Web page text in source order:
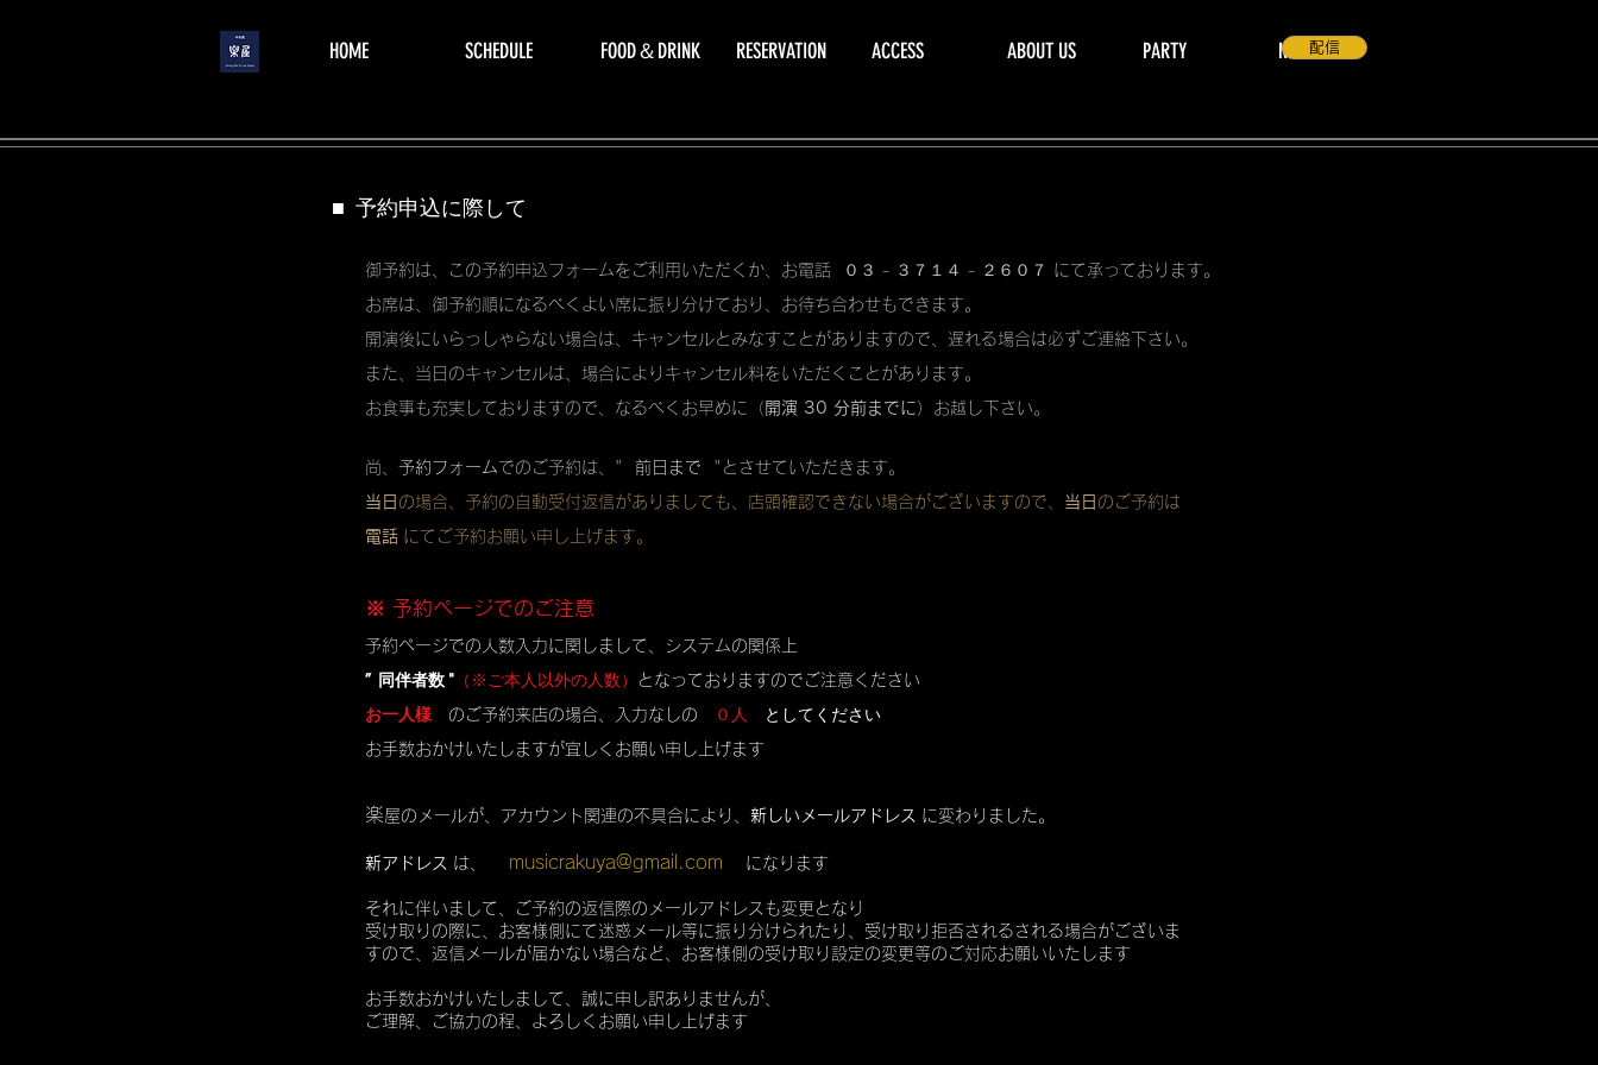
menu HOME SCHEDULE FOOD＆DRINK RESERVATION ACCESS ABOUT US PARTY NEWS配信
■ 予約申込に際して
御予約は、この予約申込フォームをご利用いただくか、お電話 ０３ - ３７１４ - ２６０７ にて承っております。
お席は、御予約順になるべくよい席に振り分けており、お待ち合わせもできます。
開演後にいらっしゃらない場合は、キャンセルとみなすことがありますので、遅れる場合は必ずご連絡下さい。
また、当日のキャンセルは、場合によりキャンセル料をいただくことがあります。
お食事も充実しておりますので、なるべくお早めに（ 開演 30 分前までに）お越し下さい。
尚、 予約フォームでのご予約は、" 前日まで "とさせていただきます。
当日 の場合、予約の自動受付返信がありましても、店頭確認できない場合がございますので、 当日 のご予約は
電話 にてご予約お願い申し上げます。
※ 予約ページでのご注意
予約ページでの人数入力に関しまして、システムの関係上
” 同伴者数 " （※ご本人以外の人数） となっておりますのでご注意ください
お一人様 のご予約来店の場合、入力なしの ０人 としてください
お手数おかけいたしますが宜しくお願い申し上げます
楽屋のメールが、アカウント関連の不具合により、 新しいメールアドレス に変わりました。
新アドレス は、 musicrakuya@gmail.com になります
それに伴いまして、ご予約の返信際のメールアドレスも変更となり
受け取りの際に、お客様側にて迷惑メール等に振り分けられたり、受け取り拒否されるされる場合がございま
すので、返信メールが届かない場合など、お客様側の受け取り設定の変更等のご対応お願いいたします
お手数おかけいたしまして、誠に申し訳ありませんが、
ご理解、ご協力の程、よろしくお願い申し上げます